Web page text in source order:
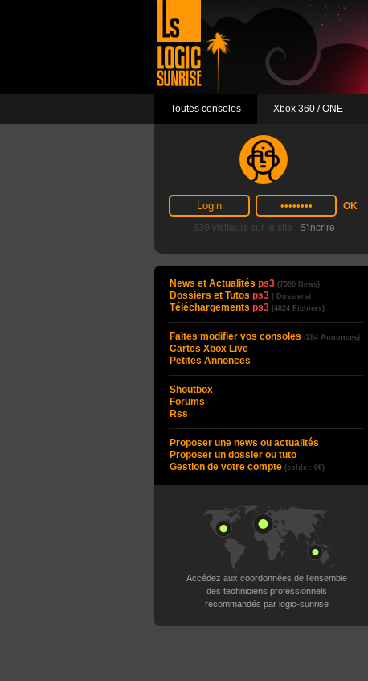
Toutes consoles Xbox 360 / ONE
830 visiteurs sur le site | S'incrire
News et Actualités ps3 (7590 News)
Dossiers et Tutos ps3 ( Dossiers)
Téléchargements ps3 (4824 Fichiers)
Faites modifier vos consoles (284 Annonces)
Cartes Xbox Live
Petites Annonces
Shoutbox
Forums
Rss
Proposer une news ou actualités
Proposer un dossier ou tuto
Gestion de votre compte (solde : 0€)
Accédez aux coordonnées de l’ensemble
des techniciens professionnels
recommandés par logic-sunrise